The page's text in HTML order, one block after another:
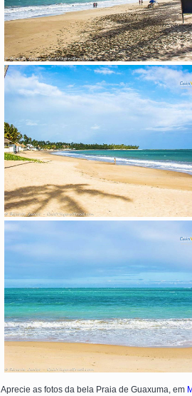
Aprecie as fotos da bela Praia de Guaxuma, em